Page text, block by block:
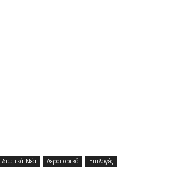
Νέα Αεροπορικά Επιλογές